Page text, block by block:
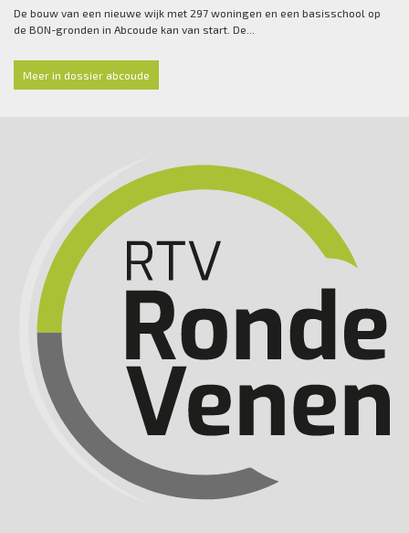
De bouw van een nieuwe wijk met 297 woningen en een basisschool op
de BON-gronden in Abcoude kan van start. De...
Meer in dossier abcoude